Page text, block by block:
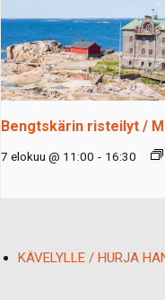
Bengtskärin risteilyt /
7 elokuu @ 11:00 - 16:30
KÄVELYLLE / HURJA